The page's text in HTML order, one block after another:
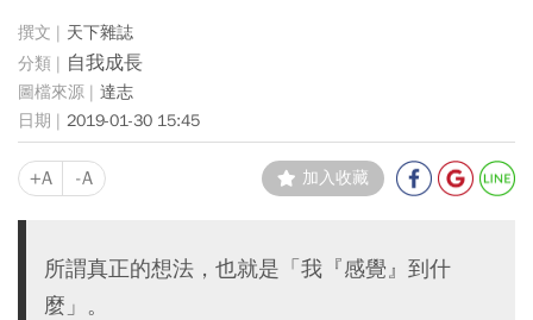
天下雜誌
自我成長
達志
2019-01-30 15:45
+A -A 加入收藏
所謂真正的想法，也就是「我『感覺』到什
麼」。